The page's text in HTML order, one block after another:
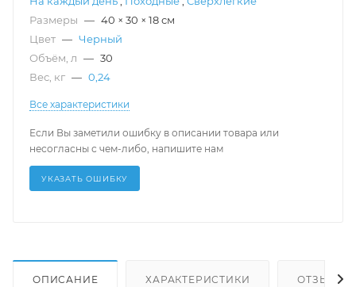
Размеры — 40 × 30 × 18 см
Цвет — Черный
Объём, л — 30
Вес, кг — 0,24
Все характеристики
Если Вы заметили ошибку в описании товара или
несогласны с чем-либо, напишите нам
УКАЗАТЬ ОШИБКУ
ОПИСАНИЕ ХАРАКТЕРИСТИКИ ОТЗЫВЫ